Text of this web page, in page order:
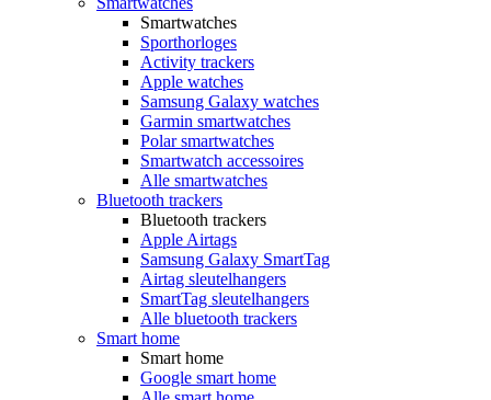
Smartwatches
Sporthorloges
Activity trackers
Apple watches
Samsung Galaxy watches
Garmin smartwatches
Polar smartwatches
Smartwatch accessoires
Alle smartwatches
Bluetooth trackers
Bluetooth trackers
Apple Airtags
Samsung Galaxy SmartTag
Airtag sleutelhangers
SmartTag sleutelhangers
Alle bluetooth trackers
Smart home
Smart home
Google smart home